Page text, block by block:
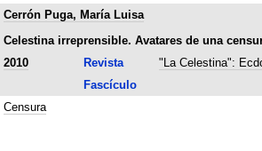
Cerrón Puga, María Luisa
Celestina irreprensible. Avatares de una
2010 Revista
"La Celestina":
Fascículo
Censura